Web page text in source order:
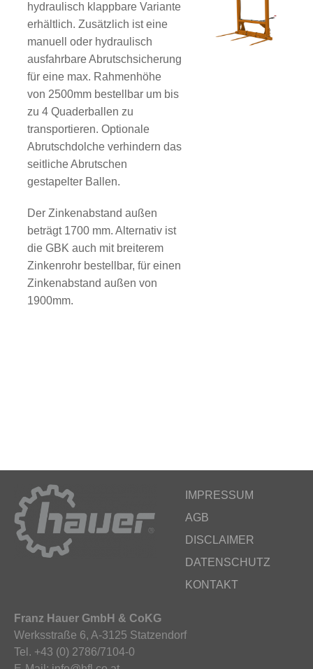
hydraulisch klappbare Variante
erhältlich. Zusätzlich ist eine
manuell oder hydraulisch
ausfahrbare Abrutschsicherung
für eine max. Rahmenhöhe
von 2500mm bestellbar um bis
zu 4 Quaderballen zu
transportieren. Optionale
Abrutschdolche verhindern das
seitliche Abrutschen
gestapelter Ballen.
Der Zinkenabstand außen
beträgt 1700 mm. Alternativ ist
die GBK auch mit breiterem
Zinkenrohr bestellbar, für einen
Zinkenabstand außen von
1900mm.
IMPRESSUM
AGB
DISCLAIMER
DATENSCHUTZ
KONTAKT
Franz Hauer GmbH & CoKG
Werksstraße 6, A-3125 Statzendorf
Tel. +43 (0) 2786/7104-0